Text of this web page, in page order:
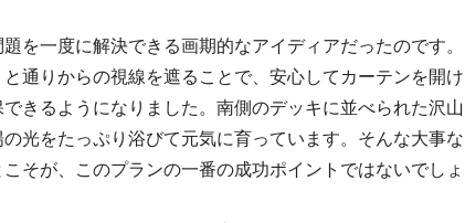
を一度に解決できる画期的なアイディアだったのです。
通りからの視線を遮ることで、安心してカーテンを開け
きるようになりました。南側のデッキに並べられた沢山
光をたっぷり浴びて元気に育っています。そんな大事な
そが、このプランの一番の成功ポイントではないでしょ